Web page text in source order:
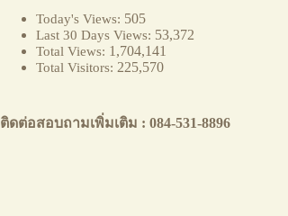
Today's Views: 505
Last 30 Days Views: 53,372
Total Views: 1,704,141
Total Visitors: 225,570
ติดต่อสอบถามเพิ่มเติม : 084-531-8896